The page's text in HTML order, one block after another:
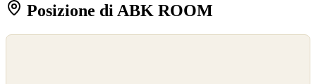
Posizione di ABK ROOM